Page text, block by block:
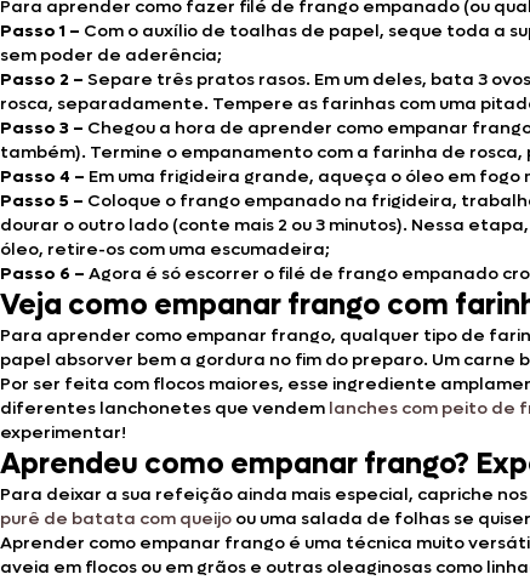
Para aprender como fazer filé de frango empanado (ou
Passo 1 – Com o auxílio de toalhas de papel, seque toda a
sem poder de aderência;
Passo 2 – Separe três pratos rasos. Em um deles, bata 3
rosca, separadamente. Tempere as farinhas com uma
Passo 3 – Chegou a hora de aprender como empanar
também). Termine o empanamento com a farinha de
Passo 4 – Em uma frigideira grande, aqueça o óleo em
Passo 5 – Coloque o frango empanado na frigideira,
dourar o outro lado (conte mais 2 ou 3 minutos). Nessa
óleo, retire-os com uma escumadeira;
Passo 6 – Agora é só escorrer o filé de frango empanado
Veja como empanar frango com
Para aprender como empanar frango, qualquer tipo de
papel absorver bem a gordura no fim do preparo. Um
Por ser feita com flocos maiores, esse ingrediente
diferentes lanchonetes que vendem lanches com peito de
experimentar!
Aprendeu como empanar frango?
Para deixar a sua refeição ainda mais especial, capriche nos
purê de batata com queijo ou uma salada de folhas se
Aprender como empanar frango é uma técnica muito
aveia em flocos ou em grãos e outras oleaginosas como